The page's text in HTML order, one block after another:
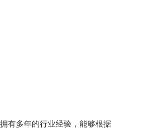
有多年的行业经验，能够根据